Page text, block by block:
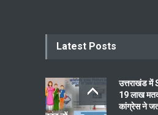
Latest Posts
उत्तराखंड में
19 लाख
कांग्रेस ने